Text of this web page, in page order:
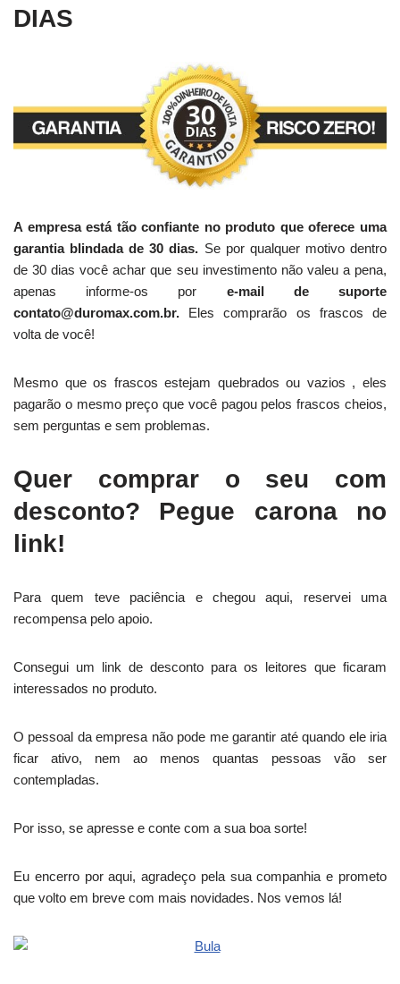
DIAS
A empresa está tão confiante no produto que oferece uma
garantia blindada de 30 dias. Se por qualquer motivo dentro
de 30 dias você achar que seu investimento não valeu a pena,
apenas informe-os por e-mail de suporte
contato@duromax.com.br. Eles comprarão os frascos de
volta de você!
Mesmo que os frascos estejam quebrados ou vazios , eles
pagarão o mesmo preço que você pagou pelos frascos cheios,
sem perguntas e sem problemas.
Quer comprar o seu com
desconto? Pegue carona no
link!
Para quem teve paciência e chegou aqui, reservei uma
recompensa pelo apoio.
Consegui um link de desconto para os leitores que ficaram
interessados no produto.
O pessoal da empresa não pode me garantir até quando ele iria
ficar ativo, nem ao menos quantas pessoas vão ser
contempladas.
Por isso, se apresse e conte com a sua boa sorte!
Eu encerro por aqui, agradeço pela sua companhia e prometo
que volto em breve com mais novidades. Nos vemos lá!